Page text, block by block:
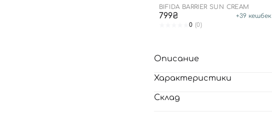
BIFIDA BARRIER SUN CREAM
799₴ +39 кешбек
0 (0)
Описание
Характеристики
Склад